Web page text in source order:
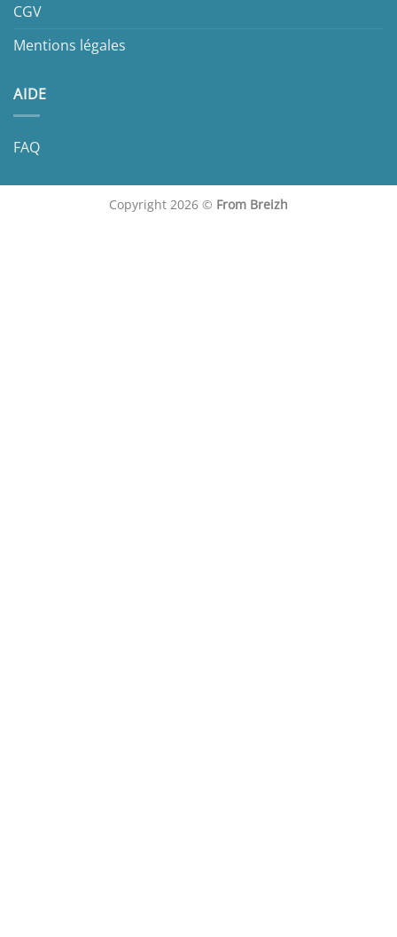
CGV
Mentions légales
AIDE
FAQ
Copyright 2026 © From Breizh